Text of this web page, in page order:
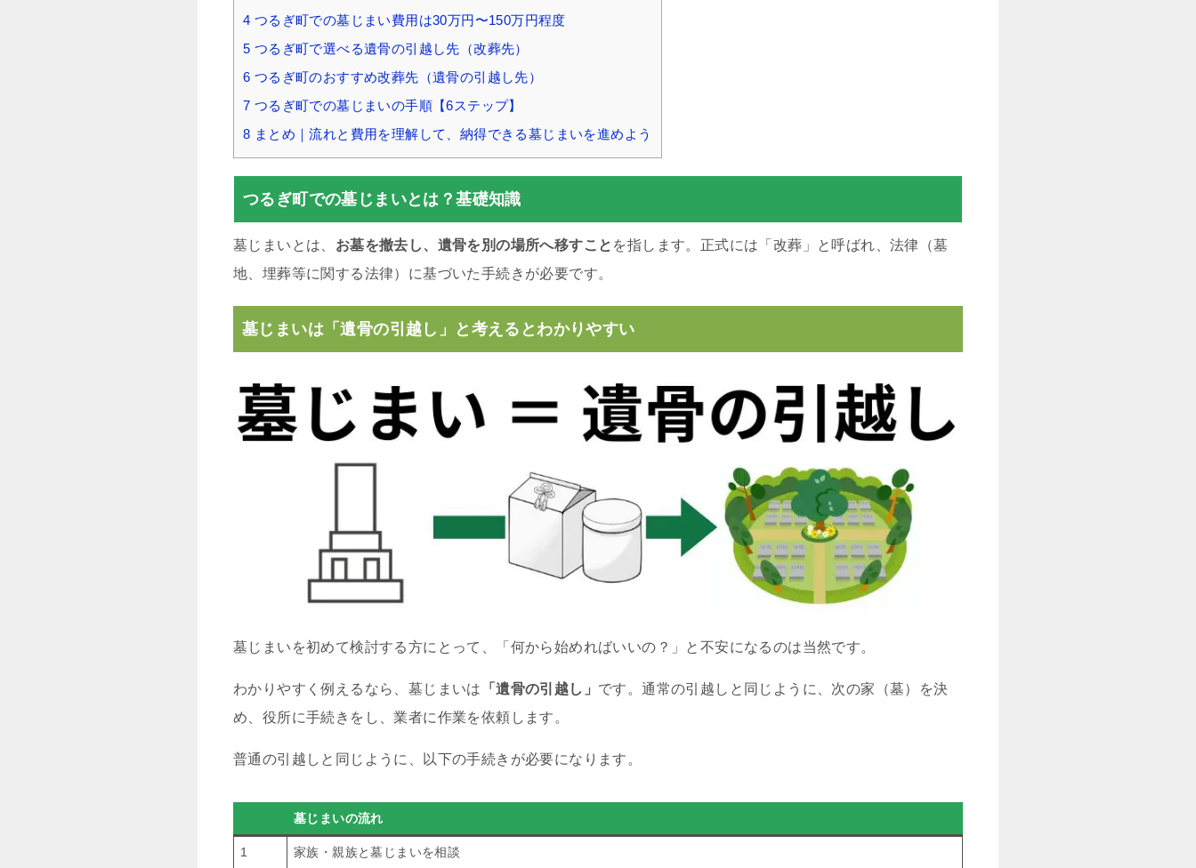
4 つるぎ町での墓じまい費用は30万円〜150万円程度
5 つるぎ町で選べる遺骨の引越し先（改葬先）
6 つるぎ町のおすすめ改葬先（遺骨の引越し先）
7 つるぎ町での墓じまいの手順【6ステップ】
8 まとめ｜流れと費用を理解して、納得できる墓じまいを進めよう
つるぎ町での墓じまいとは？基礎知識
墓じまいとは、 お墓を撤去し、遺骨を別の場所へ移すこと を指します。正式には「改葬」と呼ばれ、法律（墓
地、埋葬等に関する法律）に基づいた手続きが必要です。
墓じまいは「遺骨の引越し」と考えるとわかりやすい
墓じまいを初めて検討する方にとって、「何から始めればいいの？」と不安になるのは当然です。
わかりやすく例えるなら、墓じまいは 「遺骨の引越し」 です。通常の引越しと同じように、次の家（墓）を決
め、役所に手続きをし、業者に作業を依頼します。
普通の引越しと同じように、以下の手続きが必要になります。
墓じまいの流れ
1 家族・親族と墓じまいを相談